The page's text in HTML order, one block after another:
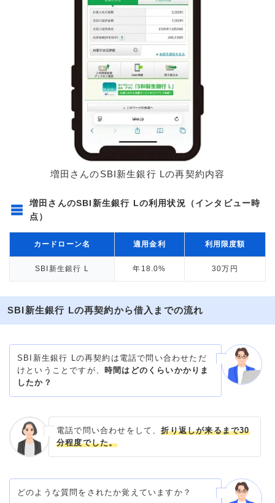
増田さんのSBI新生銀行 Lの再契約内容
増田さんのSBI新生銀行 Lの利用状況（インタビュー時
点）
カードローン名 適用金利 利用限度額
SBI新生銀行 L 年18.0% 30万円
SBI新生銀行 Lの再契約から借入までの流れ
SBI新生銀行 Lの再契約は電話で問い合わせただ
けということですが、 時間はどのくらいかかりま
したか？
電話で問い合わせをして、折り返しが来るまで30
分程度でした。
どのような質問をされたか覚えていますか？